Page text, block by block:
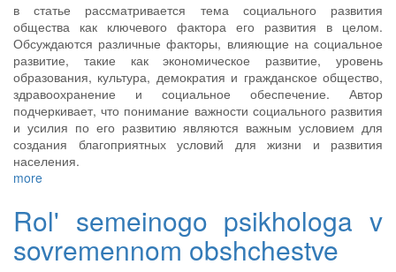
в статье рассматривается тема социального развития
общества как ключевого фактора его развития в целом.
Обсуждаются различные факторы, влияющие на социальное
развитие, такие как экономическое развитие, уровень
образования, культура, демократия и гражданское общество,
здравоохранение и социальное обеспечение. Автор
подчеркивает, что понимание важности социального развития
и усилия по его развитию являются важным условием для
создания благоприятных условий для жизни и развития
населения.
more
Rol' semeinogo psikhologa v
sovremennom obshchestve